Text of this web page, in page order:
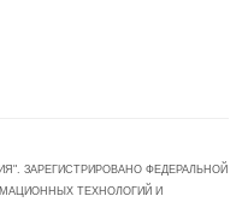
ЗАРЕГИСТРИРОВАНО ФЕДЕРАЛЬНОЙ
ТЕХНОЛОГИЙ И